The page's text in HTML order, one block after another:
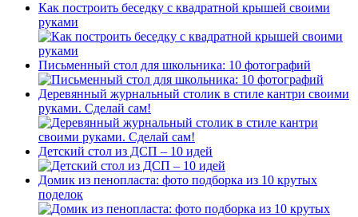
Как построить беседку с квадратной крышей своими
руками
Письменный стол для школьника: 10 фотографий
Деревянный журнальный столик в стиле кантри своими
руками. Сделай сам!
Детский стол из ДСП – 10 идей
Домик из пенопласта: фото подборка из 10 крутых
поделок